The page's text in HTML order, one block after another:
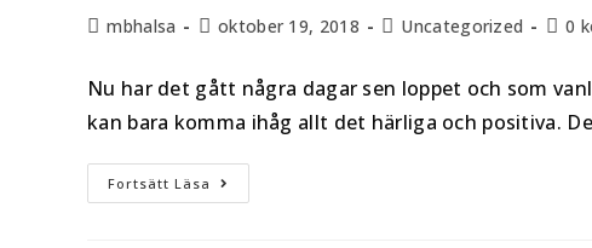
mbhalsa oktober 19, 2018 Uncategorized 0
Nu har det gått några dagar sen loppet och som
kan bara komma ihåg allt det härliga och positiva.
Fortsätt Läsa